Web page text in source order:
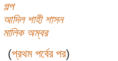
গল্প
আদিল শাহী শাসন
মালিক অম্বর
(প্রথম পর্বের পর)